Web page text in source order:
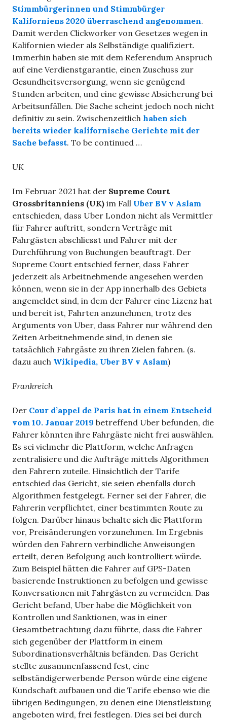
Stimmbürgerinnen und Stimmbürger
Kaliforniens 2020 überraschend angenommen.
Damit werden Clickworker von Gesetzes wegen in
Kalifornien wieder als Selbständige qualifiziert.
Immerhin haben sie mit dem Referendum Anspruch
auf eine Verdienstgarantie, einen Zuschuss zur
Gesundheitsversorgung, wenn sie genügend
Stunden arbeiten, und eine gewisse Absicherung bei
Arbeitsunfällen. Die Sache scheint jedoch noch nicht
definitiv zu sein. Zwischenzeitlich haben sich
bereits wieder kalifornische Gerichte mit der
Sache befasst. To be continued …
UK
Im Februar 2021 hat der Supreme Court
Grossbritanniens (UK) im Fall Uber BV v Aslam
entschieden, dass Uber London nicht als Vermittler
für Fahrer auftritt, sondern Verträge mit
Fahrgästen abschliesst und Fahrer mit der
Durchführung von Buchungen beauftragt. Der
Supreme Court entschied ferner, dass Fahrer
jederzeit als Arbeitnehmende angesehen werden
können, wenn sie in der App innerhalb des Gebiets
angemeldet sind, in dem der Fahrer eine Lizenz hat
und bereit ist, Fahrten anzunehmen, trotz des
Arguments von Uber, dass Fahrer nur während den
Zeiten Arbeitnehmende sind, in denen sie
tatsächlich Fahrgäste zu ihren Zielen fahren. (s.
dazu auch Wikipedia, Uber BV v Aslam)
Frankreich
Der Cour d’appel de Paris hat in einem Entscheid
vom 10. Januar 2019 betreffend Uber befunden, die
Fahrer könnten ihre Fahrgäste nicht frei auswählen.
Es sei vielmehr die Plattform, welche Anfragen
zentralisiere und die Aufträge mittels Algorithmen
den Fahrern zuteile. Hinsichtlich der Tarife
entschied das Gericht, sie seien ebenfalls durch
Algorithmen festgelegt. Ferner sei der Fahrer, die
Fahrerin verpflichtet, einer bestimmten Route zu
folgen. Darüber hinaus behalte sich die Plattform
vor, Preisänderungen vorzunehmen. Im Ergebnis
würden den Fahrern verbindliche Anweisungen
erteilt, deren Befolgung auch kontrolliert würde.
Zum Beispiel hätten die Fahrer auf GPS-Daten
basierende Instruktionen zu befolgen und gewisse
Konversationen mit Fahrgästen zu vermeiden. Das
Gericht befand, Uber habe die Möglichkeit von
Kontrollen und Sanktionen, was in einer
Gesamtbetrachtung dazu führte, dass die Fahrer
sich gegenüber der Plattform in einem
Subordinationsverhältnis befänden. Das Gericht
stellte zusammenfassend fest, eine
selbständigerwerbende Person würde eine eigene
Kundschaft aufbauen und die Tarife ebenso wie die
übrigen Bedingungen, zu denen eine Dienstleistung
angeboten wird, frei festlegen. Dies sei bei durch